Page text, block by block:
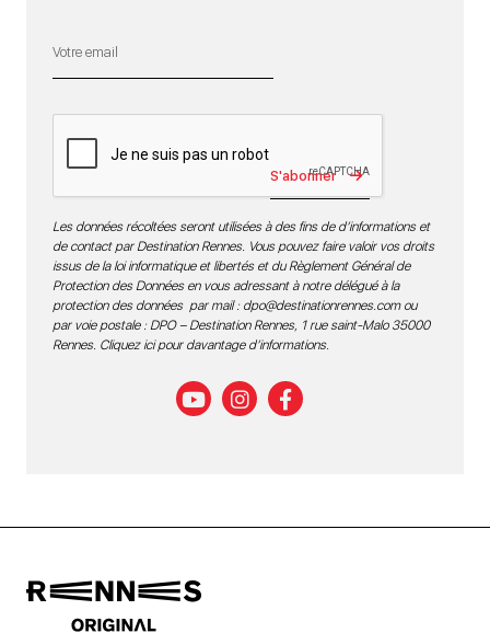
S'abonner
Les données récoltées seront utilisées à des fins de d’informations et
de contact par Destination Rennes. Vous pouvez faire valoir vos droits
issus de la loi informatique et libertés et du Règlement Général de
Protection des Données en vous adressant à notre délégué à la
protection des données par mail : dpo@destinationrennes.comou
par voie postale : DPO – Destination Rennes, 1 rue saint-Malo 35000
Rennes. Cliquez ici pour davantage d’informations.